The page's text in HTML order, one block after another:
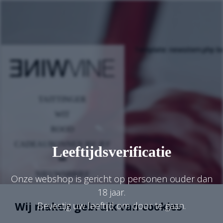
Leeftijdsverificatie
Onze webshop is gericht op personen ouder dan
18 jaar.
Bevestig uw leeftijd om door te gaan.
CADEAUBONNEN BIJ JEF
NIEUWSBRIEF
Template: newsitem.php
Wij maken gebruik van cookies